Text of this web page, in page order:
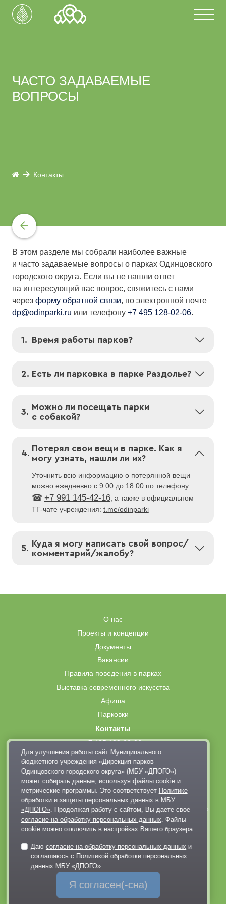
ЧАСТО ЗАДАВАЕМЫЕ
ВОПРОСЫ
Контакты
В этом разделе мы собрали наиболее важные
и часто задаваемые вопросы о парках Одинцовского
городского округа. Если вы не нашли ответ
на интересующий вас вопрос, свяжитесь с нами
через форму обратной связи, по электронной почте
dp@odinparki.ru или телефону +7 495 128-02-06.
1. Время работы парков?
ознакомьтесь с графиком работы:
Открыт круглосуточно.
Режим работы инфраструктуры:
— выходные и праздничные дни: 10:00 — 21:30
Парк Малевича
Открыт круглосуточно.
— будни: 09:30 — 22:00
Открыт круглосуточно. Режим работы
Парк Героев 1812 года:
инфраструктуры: 10:00 — 21:00
2. Есть ли парковка в парке Раздолье?
находящаяся со стороны ТСЖ «Барвиха»,
вмещает до 40 автомобилей, обеспечивая
3.
Можно ли посещать парки
с собакой?
парков с домашними питомцами.
Обратите внимание — выгул питомцев
на территории парков разрешен только
при наличии поводка, а у крупных пород —
и намордника.
4.
Потерял свои вещи в парке. Как я
могу узнать, нашли ли их?
Уточнить всю информацию о потерянной вещи
можно ежедневно с 9:00 до 18:00 по телефону:
+7 991 145-42-16, а также в официальном
ТГ-чате учреждения: t.me/odinparki
5.
Куда я могу написать свой вопрос/
комментарий/жалобу?
О нас
Проекты и концепции
Документы
Вакансии
Правила поведения в парках
Выставка современного искусства
Афиша
Парковки
Контакты
+7 495 128-02-06
dp@odinparki.ru
Политика обработки персональных данных
Версия для слабовидящих
МБУ «Дирекция парков Одинцовского городского округа»
через Telegram-канал парка
Для улучшения работы сайт Муниципального
бюджетного учреждения «Дирекция парков
Одинцовского городского округа» (МБУ «ДПОГО»)
может собирать данные, используя файлы cookie и
метрические программы. Это соответствует Политике
обработки и защиты персональных данных в МБУ
«ДПОГО». Продолжая работу с сайтом, Вы даете свое
согласие на обработку персональных данных. Файлы
cookie можно отключить в настройках Вашего браузера.
Даюсогласие на обработку персональных данных и
соглашаюсь с Политикой обработки персональных
данных МБУ «ДПОГО».
Я согласен(-сна)